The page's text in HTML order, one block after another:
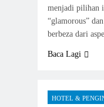
menjadi pilihan
“glamorous”
berbeza dari
Baca Lagi
HOTEL &